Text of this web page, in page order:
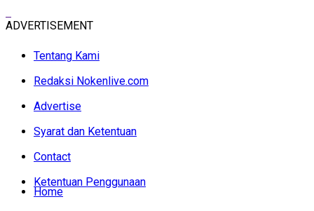
ADVERTISEMENT
Tentang Kami
Redaksi Nokenlive.com
Advertise
Syarat dan Ketentuan
Contact
Ketentuan Penggunaan
Home